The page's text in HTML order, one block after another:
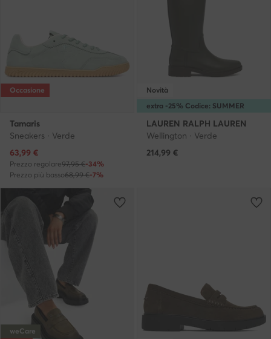
Occasione
Tamaris
Sneakers · Verde
Prezzo attuale
63,99 €
Prezzo regolare97,95 €-34%
Prezzo più basso68,99 €-7%
extra -25% Codice: SUMMER
Novità
LAUREN RALPH LAUREN
Wellington · Verde
214,99 €
weCare